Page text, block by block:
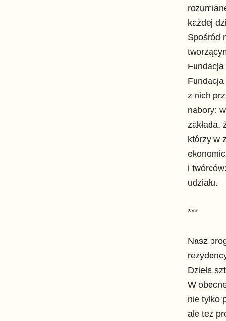
każdej
Spośród
Fundacja
Fundacja
z nich
nabory:
zakłada,
którzy w
i
udziału.
***
Nasz
Dzieła
W
nie tylko
ale też